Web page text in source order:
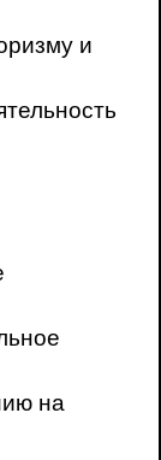
и
на